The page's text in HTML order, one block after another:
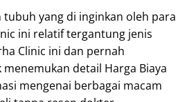
yang di inginkan oleh para
ini relatif tergantung jenis
Clinic ini dan pernah
detail Harga Biaya
mengenai berbagai macam